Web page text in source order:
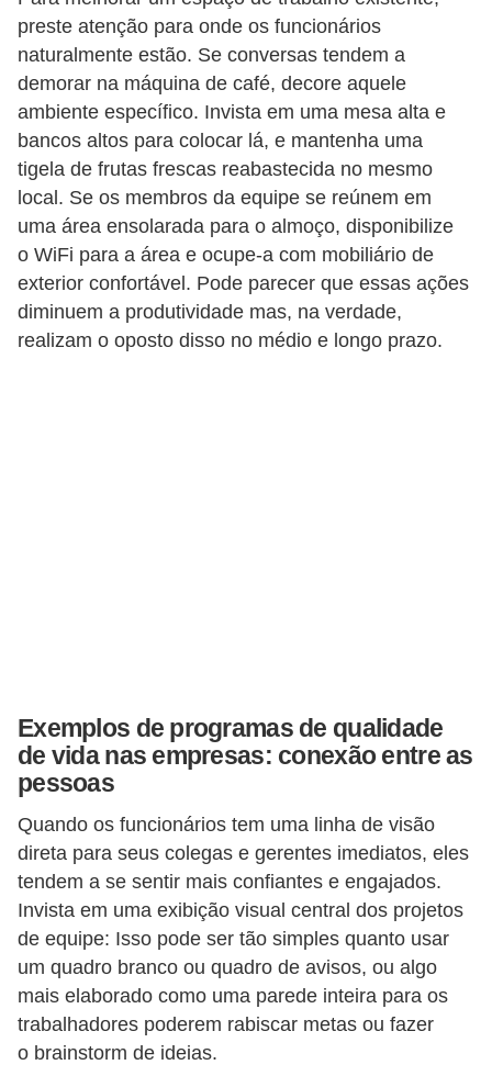
preste atenção para onde os funcionários
naturalmente estão. Se conversas tendem a
demorar na máquina de café, decore aquele
ambiente específico. Invista em uma mesa alta e
bancos altos para colocar lá, e mantenha uma
tigela de frutas frescas reabastecida no mesmo
local. Se os membros da equipe se reúnem em
uma área ensolarada para o almoço, disponibilize
o WiFi para a área e ocupe-a com mobiliário de
exterior confortável. Pode parecer que essas ações
diminuem a produtividade mas, na verdade,
realizam o oposto disso no médio e longo prazo.
Exemplos de programas de qualidade
de vida nas empresas: conexão entre as
pessoas
Quando os funcionários tem uma linha de visão
direta para seus colegas e gerentes imediatos, eles
tendem a se sentir mais confiantes e engajados.
Invista em uma exibição visual central dos projetos
de equipe: Isso pode ser tão simples quanto usar
um quadro branco ou quadro de avisos, ou algo
mais elaborado como uma parede inteira para os
trabalhadores poderem rabiscar metas ou fazer
o brainstorm de ideias.
o
t
r
b
a
l
h
i
s
a
ç
ã
o
n
o
t
r
a
b
a